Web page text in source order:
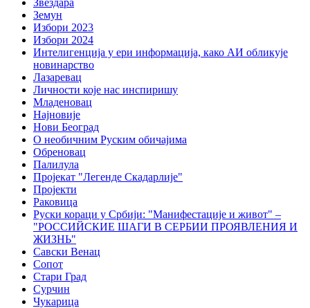
Земун
Избори 2023
Избори 2024
Интелигенција у ери информација, како АИ обликује
новинарство
Лазаревац
Личности које нас инспиришу
Младеновац
Најновије
Нови Београд
О необичним Руским обичајима
Обреновац
Палилула
Пројекат "Легенде Скадарлије"
Пројекти
Раковица
Руски кораци у Србији: "Манифестације и живот" –
"РОССИЙСКИЕ ШАГИ В СЕРБИИ ПРОЯВЛЕНИЯ И
ЖИЗНЬ"
Савски Венац
Сопот
Стари Град
Сурчин
Чукарица